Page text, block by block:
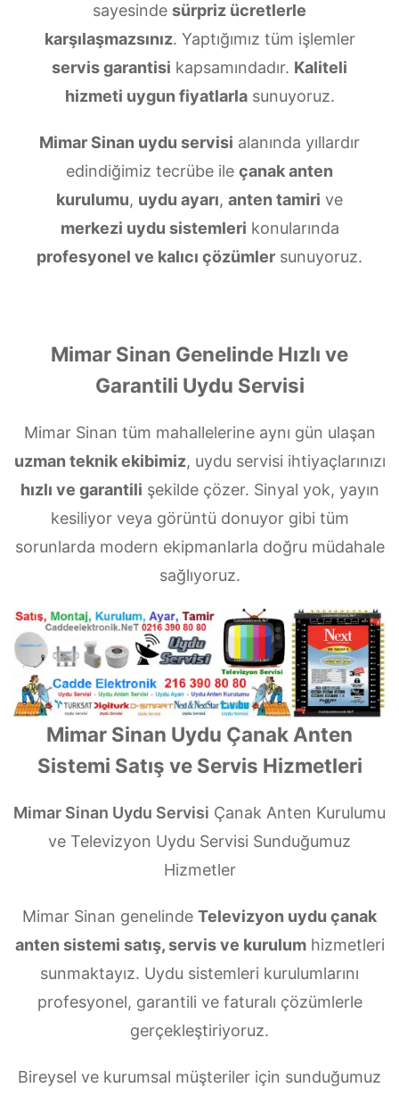
sayesinde sürpriz ücretlerle
karşılaşmazsınız. Yaptığımız tüm işlemler
servis garantisi kapsamındadır. Kaliteli
hizmeti uygun fiyatlarlasunuyoruz.
Mimar Sinan uydu servisi alanında yıllardır
edindiğimiz tecrübe ile çanak anten
kurulumu, uydu ayarı, anten tamiri ve
merkezi uydu sistemleri konularında
profesyonel ve kalıcı çözümler sunuyoruz.
Mimar Sinan Genelinde Hızlı ve
Garantili Uydu Servisi
Mimar Sinan tüm mahallelerine aynı gün ulaşan
uzman teknik ekibimiz, uydu servisi ihtiyaçlarınızı
hızlı ve garantili şekilde çözer. Sinyal yok, yayın
kesiliyor veya görüntü donuyor gibi tüm
sorunlarda modern ekipmanlarla doğru müdahale
sağlıyoruz.
Mimar Sinan Uydu Çanak Anten
Sistemi Satış ve Servis Hizmetleri
Mimar Sinan Uydu Servisi Çanak Anten Kurulumu
ve Televizyon Uydu Servisi Sunduğumuz
Hizmetler
Mimar Sinan genelinde Televizyon uydu çanak
anten sistemi satış, servis ve kurulumhizmetleri
sunmaktayız. Uydu sistemleri kurulumlarını
profesyonel, garantili ve faturalı çözümlerle
gerçekleştiriyoruz.
Bireysel ve kurumsal müşteriler için sunduğumuz